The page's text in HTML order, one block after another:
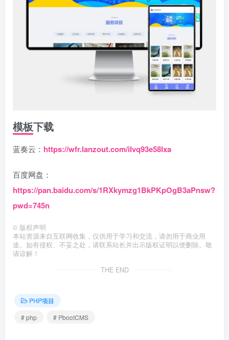
模板下载
蓝奏云： https://wfr.lanzout.com/iIvq93e58lxa
百度网盘：
https://pan.baidu.com/s/1RXkymzg1BkPKpOgB3aPnsw?
pwd=745n
© 版权声明
本站资源来自互联网收集，仅供用于学习和交流，请勿用于商业用
途。如有侵权、不妥之处，请联系站长并出示版权证明以便删除。敬
请谅解！
THE END
PHP项目
# php
# PbootCMS